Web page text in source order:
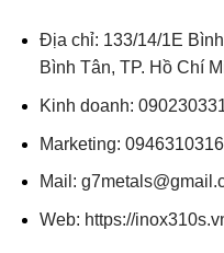
Địa chỉ: 133/14/1E
Bình Tân, TP. Hồ Chí
Kinh doanh:
Marketing: 0946310316
Mail:
Web: https://